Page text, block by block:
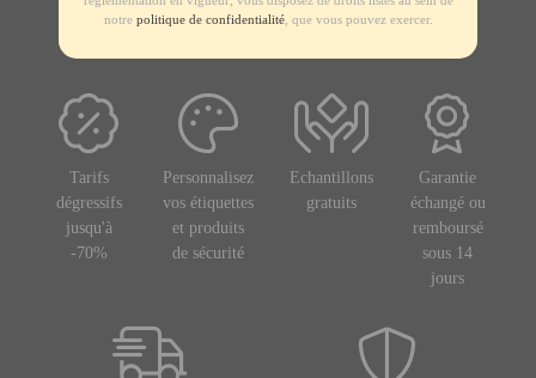
notre politique de confidentialité, que vous pouvez exercer.
Tarifs
dégressifs
jusqu'à
-70%
Personnalisez
vos étiquettes
et produits
de sécurité
Echantillons
gratuits
Garantie
échangé ou
remboursé
sous 14
jours